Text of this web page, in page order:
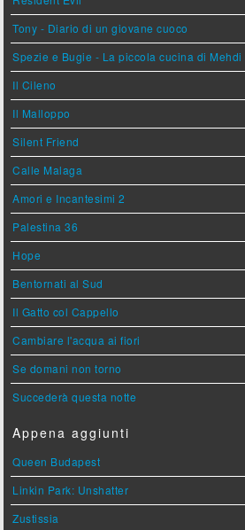
Tony - Diario di un giovane cuoco
Spezie e Bugie - La piccola cucina di Mehdi
Il Cileno
Il Malloppo
Silent Friend
Calle Malaga
Amori e Incantesimi 2
Palestina 36
Hope
Bentornati al Sud
Il Gatto col Cappello
Cambiare l'acqua ai fiori
Se domani non torno
Succederà questa notte
Appena aggiunti
Queen Budapest
Linkin Park: Unshatter
Zustissia